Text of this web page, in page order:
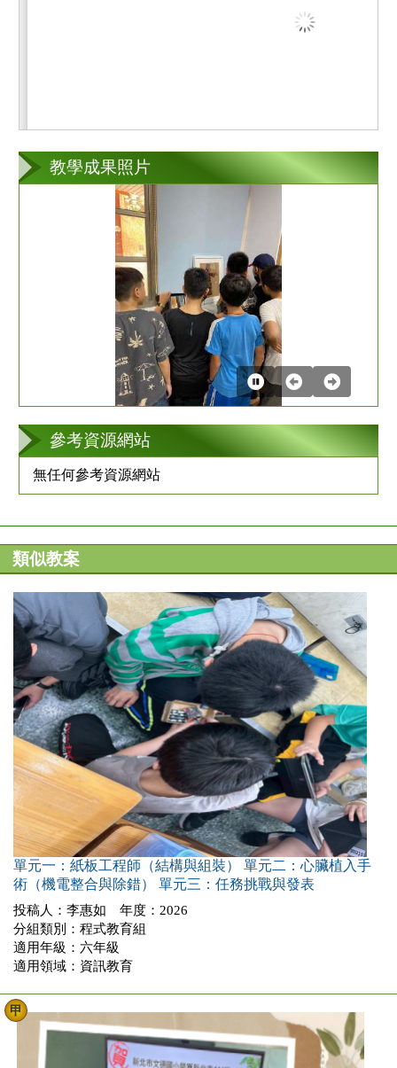
教學成果照片
第
2
張
參考資源網站
無任何參考資源網站
類似教案
單元一：紙板工程師（結構與組裝） 單元二：心臟植入手
術（機電整合與除錯） 單元三：任務挑戰與發表
投稿人：李惠如 年度：2026
分組類別：程式教育組
適用年級：六年級
適用領域：資訊教育
甲